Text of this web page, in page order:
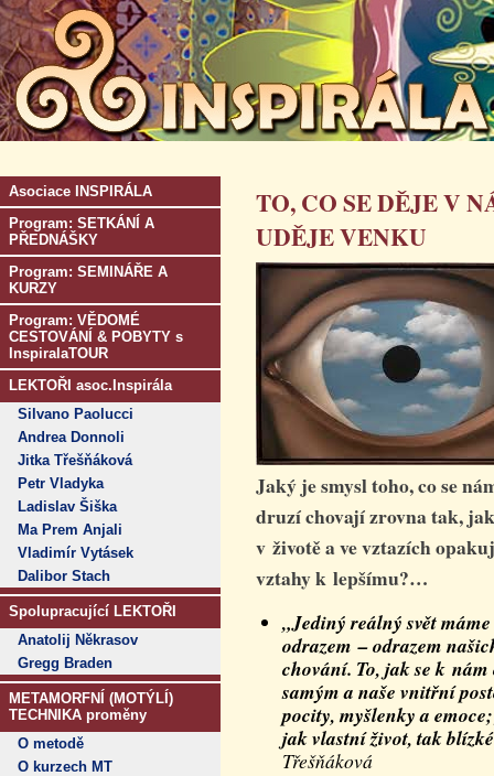
Asociace INSPIRÁLA
Program: SETKÁNÍ A
PŘEDNÁŠKY
Program: SEMINÁŘE A
KURZY
Program: VĚDOMÉ
CESTOVÁNÍ & POBYTY s
InspiralaTOUR
LEKTOŘI asoc.Inspirála
Silvano Paolucci
Andrea Donnoli
Jitka Třešňáková
Petr Vladyka
Ladislav Šiška
Ma Prem Anjali
Vladimír Vytásek
Dalibor Stach
Spolupracující LEKTOŘI
Anatolij Někrasov
Gregg Braden
METAMORFNÍ (MOTÝLÍ)
TECHNIKA proměny
O metodě
O kurzech MT
TO, CO SE DĚJE V
UDĚJE VENKU
Jaký je smysl toho, co se
druzí chovají zrovna tak,
v životě a ve vztazích
vztahy k lepšímu?…
„Jediný reálný svět
odrazem – odrazem
chování. To, jak se k
samým a naše vnitřní
pocity, myšlenky a
jak vlastní život, tak
Třešňáková